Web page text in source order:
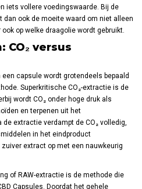
iets vollere voedingswaarde. Bij de
dan ook de moeite waard om niet alleen
op welke draagolie wordt gebruikt.
CO₂ versus
capsule wordt grotendeels bepaald
Superkritische CO₂-extractie is de
wordt CO₂ onder hoge druk als
en terpenen uit het
extractie verdampt de CO₂ volledig,
in het eindproduct
extract op met een nauwkeurig
of RAW-extractie is de methode die
Capsules. Doordat het gehele